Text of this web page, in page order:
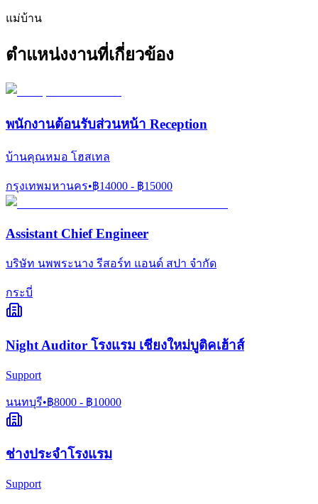
แม่บ้าน
ตำแหน่งงานที่เกี่ยวข้อง
พนักงานต้อนรับส่วนหน้า Reception
บ้านคุณหมอ โฮสเทล
กรุงเทพมหานคร•฿14000 - ฿15000
Assistant Chief Engineer
บริษัท นพพระนาง รีสอร์ท แอนด์ สปา จำกัด
กระบี่
Night Auditor โรงแรม เชียงใหม่บูติคเฮ้าส์
Support
นนทบุรี•฿8000 - ฿10000
ช่างประจำโรงแรม
Support